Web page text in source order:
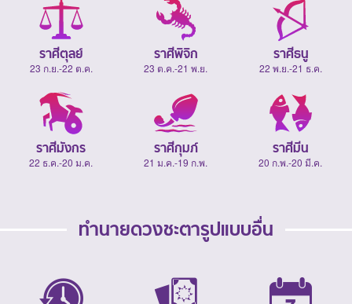
ราศีตุลย์
23 ก.ย.-22 ต.ค.
ราศีพิจิก
23 ต.ค.-21 พ.ย.
ราศีธนู
22 พ.ย.-21 ธ.ค.
ราศีมังกร
22 ธ.ค.-20 ม.ค.
ราศีกุมภ์
21 ม.ค.-19 ก.พ.
ราศีมีน
20 ก.พ.-20 มี.ค.
ทำนายดวงชะตารูปแบบอื่น